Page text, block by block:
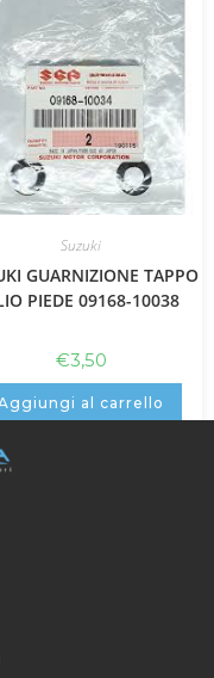
Suzuki
GUARNIZIONE TAPPO
PIEDE 09168-10038
€3,50
al carrello